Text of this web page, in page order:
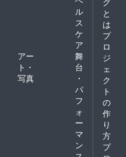
ル
ス
ケ
ア
アー
ト・
写真
舞
台
・
パ
フ
ォ
ー
マ
ン
と
は
プ
ロ
ジ
ェ
ク
ト
の
作
り
方
プ